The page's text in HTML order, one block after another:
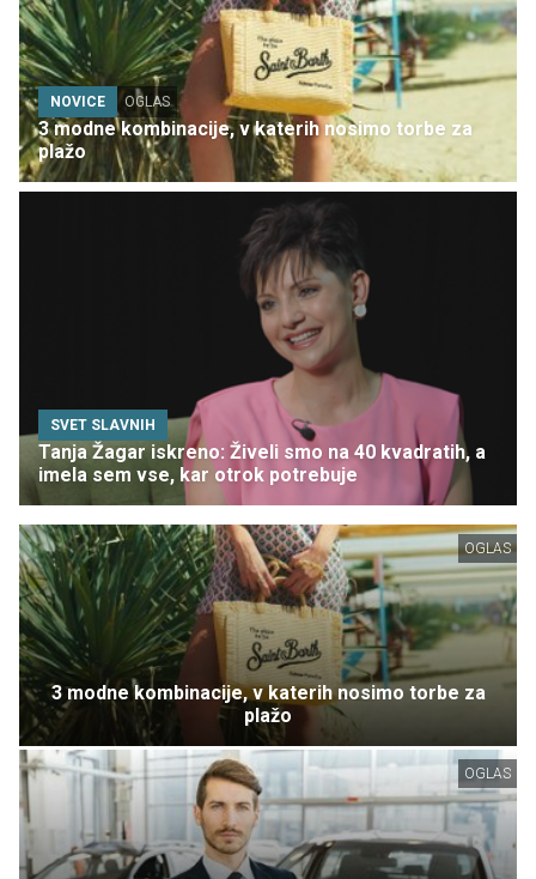
NOVICE OGLAS
3 modne kombinacije, v katerih nosimo torbe za
plažo
SVET SLAVNIH
Tanja Žagar iskreno: Živeli smo na 40 kvadratih, a
imela sem vse, kar otrok potrebuje
OGLAS
3 modne kombinacije, v katerih nosimo torbe za
plažo
OGLAS